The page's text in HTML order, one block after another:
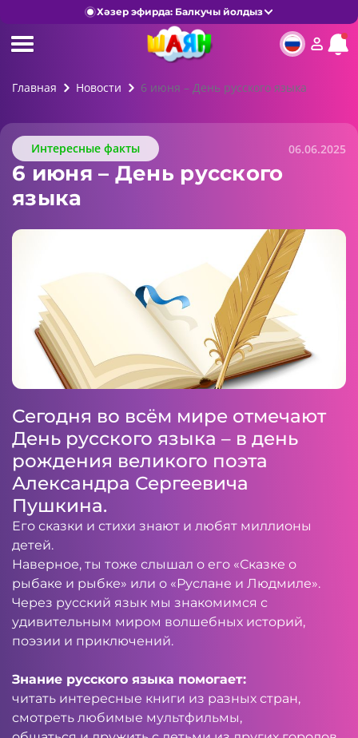
Хәзер эфирда: Балкучы йолдыз
Главная Новости 6 июня – День русского языка
Интересные факты 06.06.2025
6 июня – День русского
языка
Сегодня во всём мире отмечают
День русского языка – в день
рождения великого поэта
Александра Сергеевича
Пушкина.
Его сказки и стихи знают и любят миллионы
детей.
Наверное, ты тоже слышал о его «Сказке о
рыбаке и рыбке» или о «Руслане и Людмиле».
Через русский язык мы знакомимся с
удивительным миром волшебных историй,
поэзии и приключений.
Знание русского языка помогает:
читать интересные книги из разных стран,
смотреть любимые мультфильмы,